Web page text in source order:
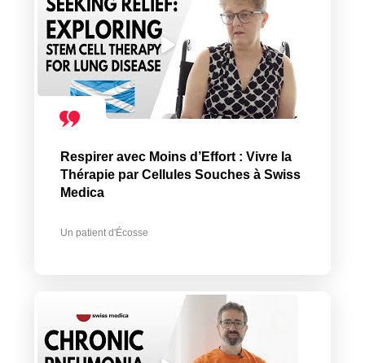
Respirer avec Moins d’Effort : Vivre la
Thérapie par Cellules Souches à Swiss
Medica
Un patient d'Écosse